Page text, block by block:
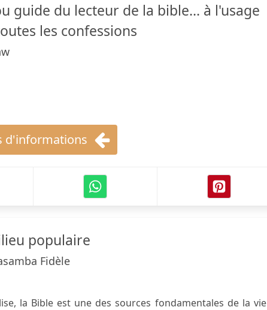
guide du lecteur de la bible... à l'usage
les confessions
d'informations
populaire
Fidèle
la Bible est une des sources fondamentales de la vie